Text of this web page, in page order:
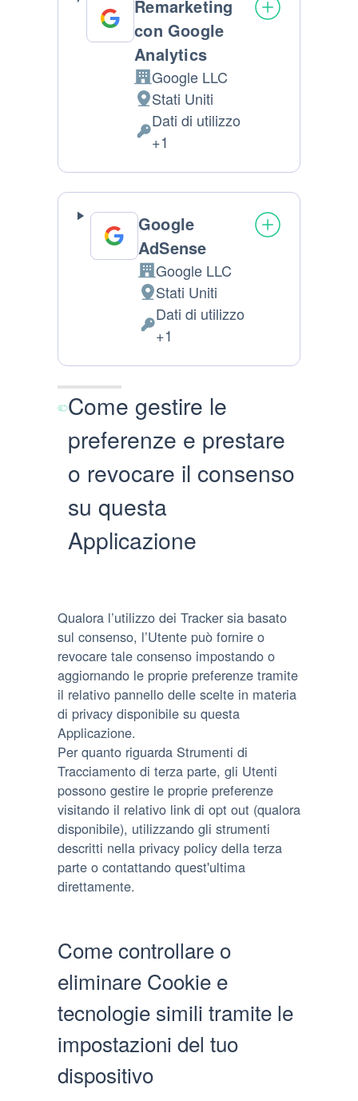
Remarketing
con Google
Analytics
Azienda:
Google LLC
Luogo del trattamento:
Stati Uniti
Dati Personali trattati:
Dati di utilizzo
+1
Google
AdSense
Azienda:
Google LLC
Luogo del trattamento:
Stati Uniti
Dati Personali trattati:
Dati di utilizzo
+1
Come gestire le
preferenze e prestare
o revocare il consenso
su questa
Applicazione
Qualora l’utilizzo dei Tracker sia basato
sul consenso, l’Utente può fornire o
revocare tale consenso impostando o
aggiornando le proprie preferenze tramite
il relativo pannello delle scelte in materia
di privacy disponibile su questa
Applicazione.
Per quanto riguarda Strumenti di
Tracciamento di terza parte, gli Utenti
possono gestire le proprie preferenze
visitando il relativo link di opt out (qualora
disponibile), utilizzando gli strumenti
descritti nella privacy policy della terza
parte o contattando quest'ultima
direttamente.
Come controllare o
eliminare Cookie e
tecnologie simili tramite le
impostazioni del tuo
dispositivo